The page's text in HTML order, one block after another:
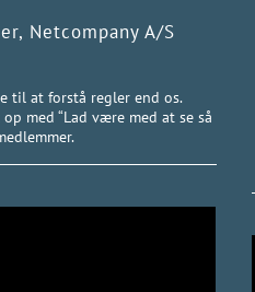
Netcompany A/S
til at forstå regler end os.
med “Lad være med at se så